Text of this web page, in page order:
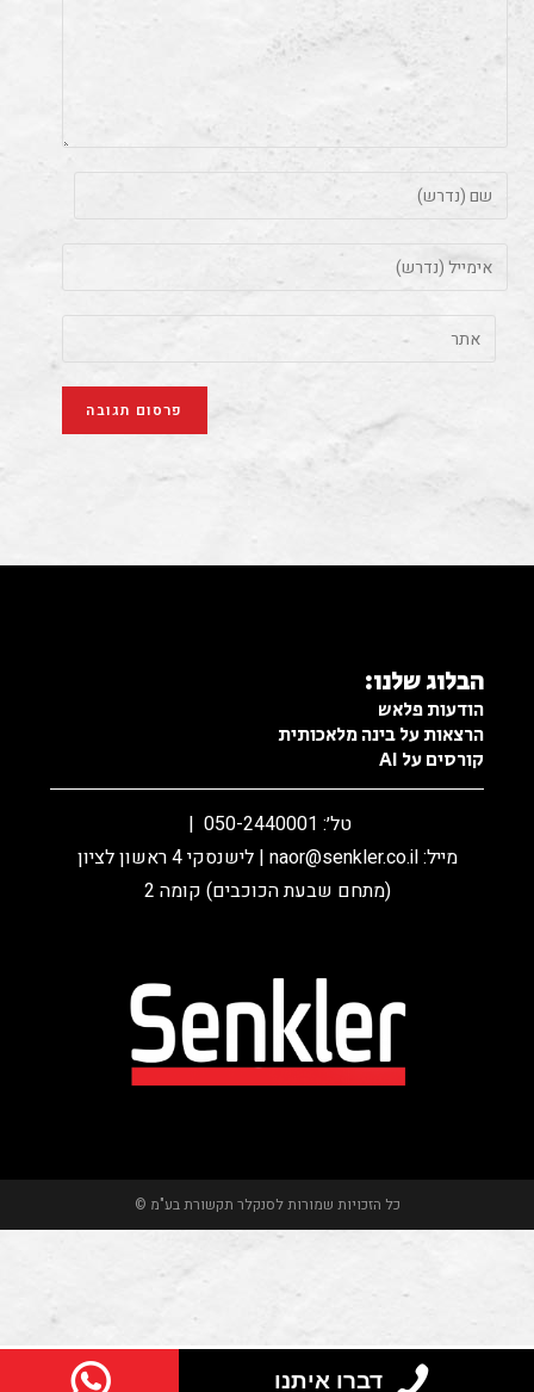
הבלוג שלנו:
הודעות פלאש
הרצאות על בינה מלאכותית
קורסים על AI
טל׳: 050-2440001 |
מייל:naor@senkler.co.il
| לישנסקי 4 ראשון לציון
(מתחם שבעת הכוכבים) קומה 2
כל הזכויות שמורות לסנקלר תקשורת בע"מ ©
דברו איתנו